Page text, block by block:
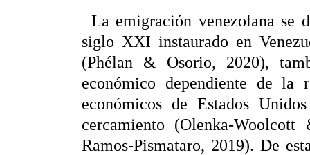
La emigración venezolana se
siglo XXI instaurado en
(Phélan & Osorio, 2020),
económico dependiente de la
económicos de Estados
cercamiento (Olenka-
Ramos-Pismataro, 2019). De